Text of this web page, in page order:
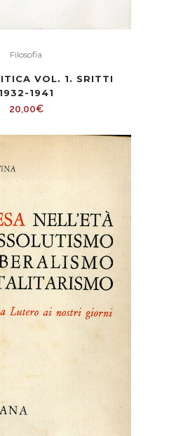
Filosofia
VOL. 1. SRITTI
1932-1941
20,00€